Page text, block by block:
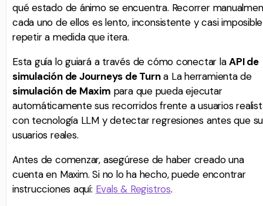
qué estado de ánimo se encuentra. Recorrer
cada uno de ellos es lento, inconsistente y casi
repetir a medida que itera.
Esta guía lo guiará a través de cómo conectar laAPI de
simulación de Journeys de Turna La herramienta de
simulación de Maxim para que pueda ejecutar
automáticamente sus recorridos frente a usuarios
con tecnología LLM y detectar regresiones antes que
usuarios reales.
Antes de comenzar, asegúrese de haber creado una
cuenta en Maxim. Si no lo ha hecho, puede encontrar
instrucciones aquí: Evals & Registros.